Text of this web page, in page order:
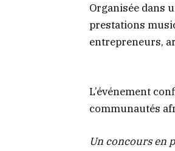
Organisée dans
prestations
entrepreneurs,
L’événement
communautés
Un concours en